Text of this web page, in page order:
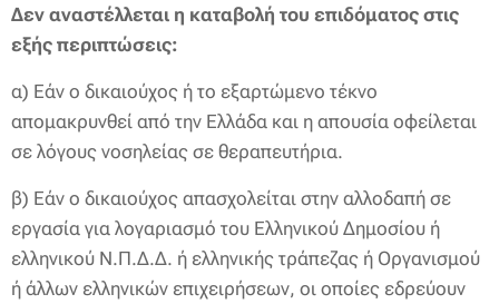
Δεν αναστέλλεται η καταβολή του επιδόματος στις
εξής περιπτώσεις:
α) Εάν ο δικαιούχος ή το εξαρτώμενο τέκνο
απομακρυνθεί από την Ελλάδα και η απουσία οφείλεται
σε λόγους νοσηλείας σε θεραπευτήρια.
β) Εάν ο δικαιούχος απασχολείται στην αλλοδαπή σε
εργασία για λογαριασμό του Ελληνικού Δημοσίου ή
ελληνικού Ν.Π.Δ.Δ. ή ελληνικής τράπεζας ή Οργανισμού
ή άλλων ελληνικών επιχειρήσεων, οι οποίες εδρεύουν